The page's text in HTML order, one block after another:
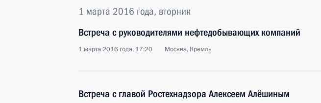
1 марта 2016 года, вторник
Встреча с руководителями нефтедобывающих компаний
1 марта 2016 года, 17:20 Москва, Кремль
Встреча с главой Ростехнадзора Алексеем Алёшиным